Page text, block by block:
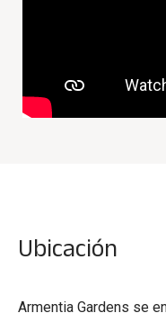
Ubicación
Armentia Gardens se